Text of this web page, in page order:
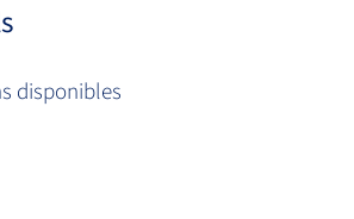
disponibles